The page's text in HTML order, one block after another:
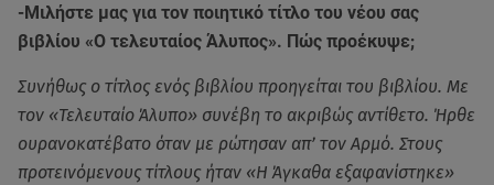
-Μιλήστε μας για τον ποιητικό τίτλο του νέου σας
βιβλίου «Ο τελευταίος Άλυπος». Πώς προέκυψε;
Συνήθως ο τίτλος ενός βιβλίου προηγείται του βιβλίου. Με
τον «Τελευταίο Άλυπο» συνέβη το ακριβώς αντίθετο. Ήρθε
ουρανοκατέβατο όταν με ρώτησαν απ’ τον Αρμό. Στους
προτεινόμενους τίτλους ήταν «Η Άγκαθα εξαφανίστηκε»